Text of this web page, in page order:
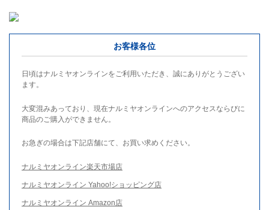
お客様各位
日頃はナルミヤオンラインをご利用いただき、誠にありがとうござい
ます。
大変混みあっており、現在ナルミヤオンラインへのアクセスならびに
商品のご購入ができません。
お急ぎの場合は下記店舗にて、お買い求めください。
ナルミヤオンライン楽天市場店
ナルミヤオンライン Yahoo!ショッピング店
ナルミヤオンライン Amazon店